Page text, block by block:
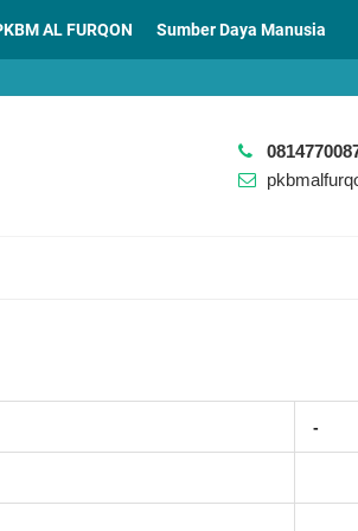
AL FURQON Sumber Daya Manusia
-